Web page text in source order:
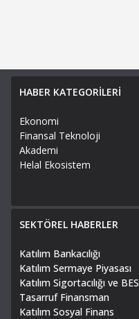
HABER KATEGORİLERİ
Ekonomi
Finansal Teknoloji
Akademi
Helal Ekosistem
SEKTÖREL HABERLER
Katılım Bankacılığı
Katılım Sermaye Piyasası
Katılım Sigortacılığı ve BES
Tasarruf Finansman
Katılım Sosyal Finans